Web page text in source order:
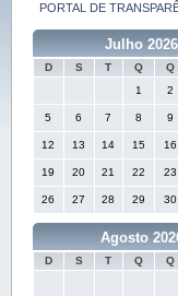
PORTAL DE
Julho 2026
D S T Q Q
1
2
5 6 7 8 9
12 13 14 15 16
19 20 21 22 23
26 27 28 29 30
Agosto
D S T Q Q